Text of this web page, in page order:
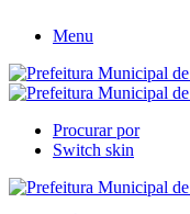
Menu
Procurar por
Switch skin